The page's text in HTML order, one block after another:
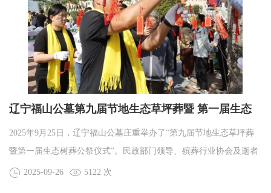
辽宁福山公墓第九届节地生态草坪葬暨 第一届生态
树葬公祭仪式
2025年9月25日，辽宁福山公墓庄重举办了“第九届节地生态草坪葬
暨第一届生态树葬公祭仪式”。民政部门领导、殡葬行业协会及逝者
家属共同参与此次活动，以绿色简约而不失庄严的方式，送别逝
2025-09-26 5122 次